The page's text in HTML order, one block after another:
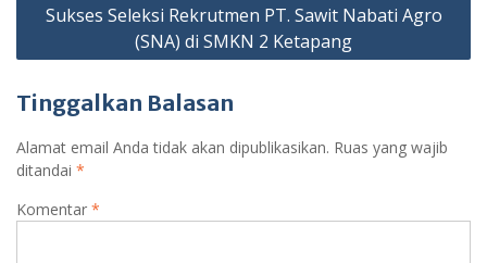
Sukses Seleksi Rekrutmen PT. Sawit Nabati Agro
(SNA) di SMKN 2 Ketapang
Tinggalkan Balasan
Alamat email Anda tidak akan dipublikasikan. Ruas yang wajib
ditandai *
Komentar *